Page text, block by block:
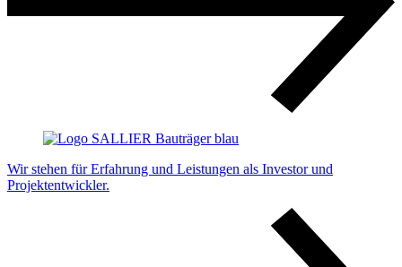
Wir stehen für Erfahrung und Leistungen als Investor und
Projektentwickler.